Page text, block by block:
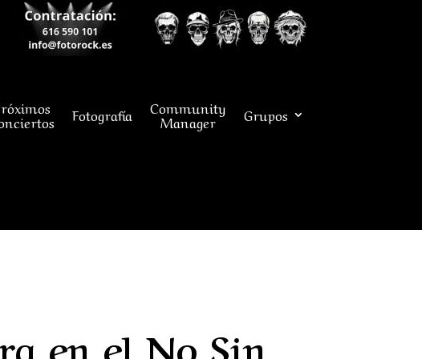
Fotografía Community
Manager Grupos
en el No Sin